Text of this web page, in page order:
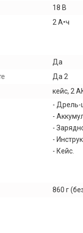
18 В
2 А•ч
Да
Да 2
кейс, 2
- Дрель-
-
-
-
- Кейс.
860 г